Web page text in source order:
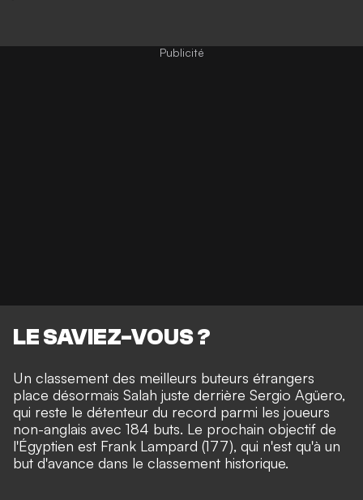
LE SAVIEZ-VOUS ?
Un classement des meilleurs buteurs étrangers
place désormais Salah juste derrière Sergio Agüero,
qui reste le détenteur du record parmi les joueurs
non-anglais avec 184 buts. Le prochain objectif de
l'Égyptien est Frank Lampard (177), qui n'est qu'à un
but d'avance dans le classement historique.